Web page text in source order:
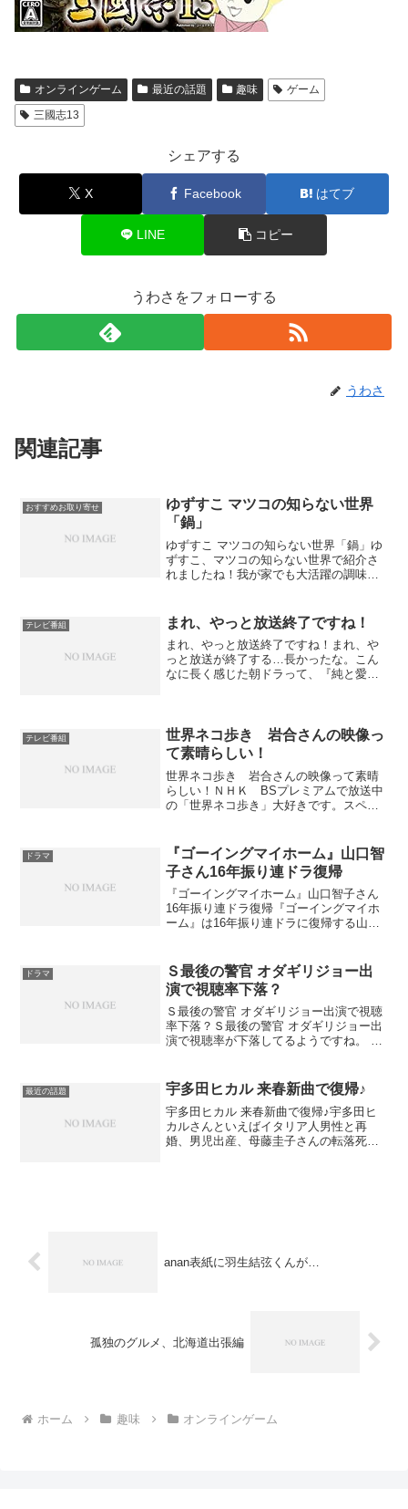
オンラインゲーム 最近の話題 趣味
ゲーム
三國志13
シェアする
X Facebook はてブ
LINE コピー
うわさをフォローする
うわさ
関連記事
おすすめお取り寄せ
ゆずすこ マツコの知らない世界
「鍋」
ゆずすこ マツコの知らない世界「鍋」ゆ
ずすこ、マツコの知らない世界で紹介さ
れましたね！我が家でも大活躍の調味料
頂いております】柳川 高橋商店 ゆず
すこ3本セット2016/...
テレビ番組 まれ、やっと放送終了ですね！
まれ、やっと放送終了ですね！まれ、や
っと放送が終了する…長かったな。こん
なに長く感じた朝ドラって、『純と愛』
ーリーや設定が耐えられな...
テレビ番組
世界ネコ歩き 岩合さんの映像っ
て素晴らしい！
世界ネコ歩き 岩合さんの映像って素晴
らしい！ＮＨＫ BSプレミアムで放送中
の「世界ネコ歩き」大好きです。スペイ
ると悪そうなドラ猫達もかっこよくてな
んとも魅力的…岩合さん...
ドラマ
『ゴーイングマイホーム』山口智
子さん16年振り連ドラ復帰
『ゴーイングマイホーム』山口智子さん
16年振り連ドラ復帰『ゴーイングマイホ
ーム』は16年振り連ドラに復帰する山口
と変わらぬ美しさとスタイルをキープし
ているのですから話題...
ドラマ
Ｓ最後の警官 オダギリジョー出
演で視聴率下落？
Ｓ最後の警官 オダギリジョー出演で視聴
率下落？Ｓ最後の警官 オダギリジョー出
演で視聴率が下落してるようですね。 オ
が出演するとそのドラマの視聴率が落ち
るというジンクス...
最近の話題 宇多田ヒカル 来春新曲で復帰♪
宇多田ヒカル 来春新曲で復帰♪宇多田ヒ
カルさんといえばイタリア人男性と再
婚、男児出産、母藤圭子さんの転落死…
anan表紙に羽生結弦くんが…
孤独のグルメ、北海道出張編
ホーム 趣味 オンラインゲーム